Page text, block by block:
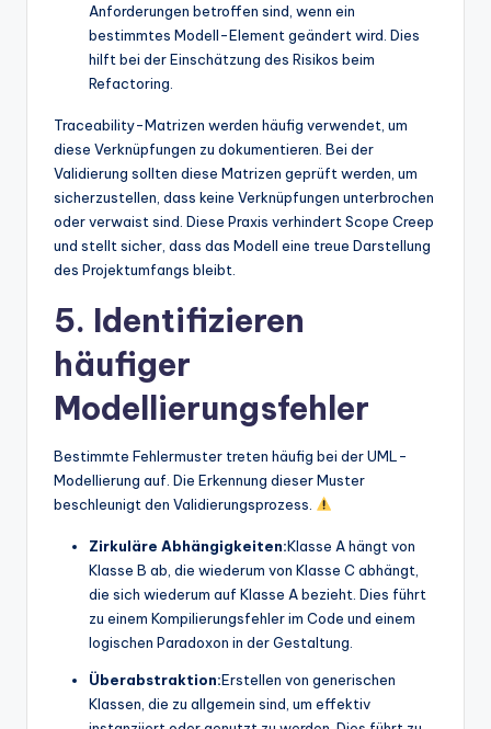
Anforderungen betroffen sind, wenn ein
bestimmtes Modell-Element geändert wird. Dies
hilft bei der Einschätzung des Risikos beim
Refactoring.
Traceability-Matrizen werden häufig verwendet, um
diese Verknüpfungen zu dokumentieren. Bei der
Validierung sollten diese Matrizen geprüft werden, um
sicherzustellen, dass keine Verknüpfungen unterbrochen
oder verwaist sind. Diese Praxis verhindert Scope Creep
und stellt sicher, dass das Modell eine treue Darstellung
des Projektumfangs bleibt.
5. Identifizieren
häufiger
Modellierungsfehler
Bestimmte Fehlermuster treten häufig bei der UML-
Modellierung auf. Die Erkennung dieser Muster
beschleunigt den Validierungsprozess.
Zirkuläre Abhängigkeiten:Klasse A hängt von
Klasse B ab, die wiederum von Klasse C abhängt,
die sich wiederum auf Klasse A bezieht. Dies führt
zu einem Kompilierungsfehler im Code und einem
logischen Paradoxon in der Gestaltung.
Überabstraktion:Erstellen von generischen
Klassen, die zu allgemein sind, um effektiv